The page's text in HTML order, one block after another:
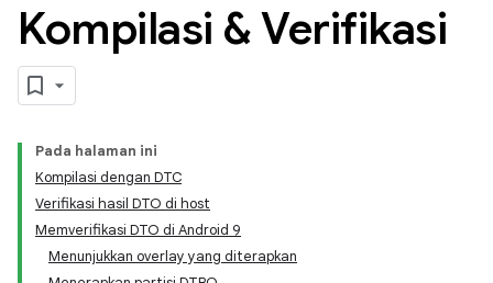
Kompilasi & Verifikasi
Pada halaman ini
Kompilasi dengan DTC
Verifikasi hasil DTO di host
Memverifikasi DTO di Android 9
Menunjukkan overlay yang diterapkan